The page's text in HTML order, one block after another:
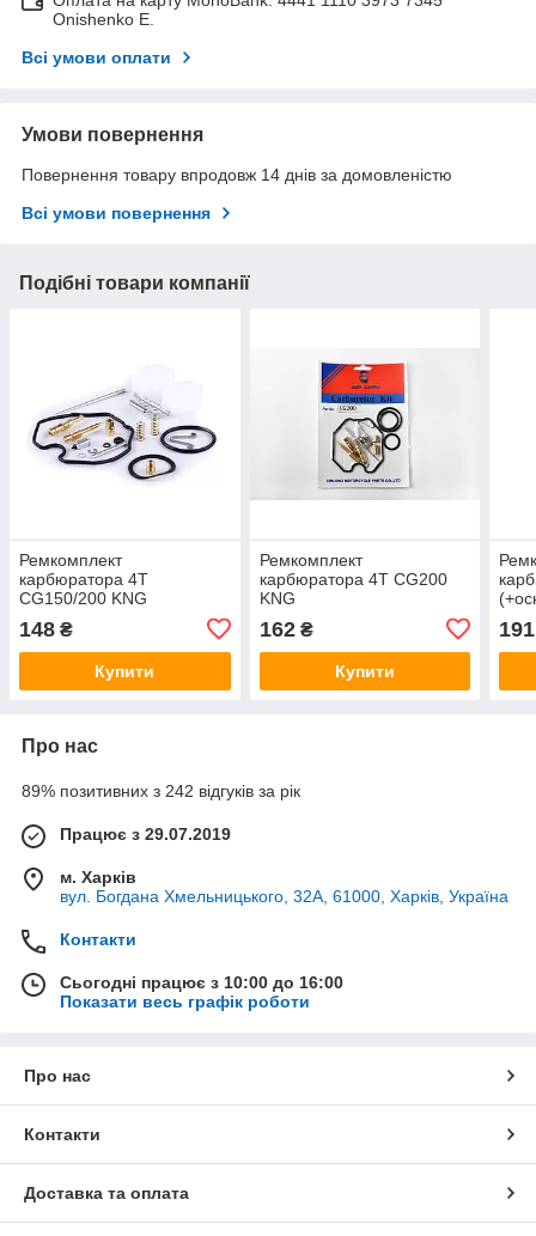
Onishenko E.
Всі умови оплати
Умови повернення
Повернення товару впродовж 14 днів за домовленістю
Всі умови повернення
Подібні товари компанії
Ремкомплект
карбюратора 4T
CG150/200 KNG
148 ₴
Купити
Ремкомплект
карбюратора 4T CG200
KNG
162₴
Купити
191
Про нас
89% позитивних з 242 відгуків за рік
Працює з 29.07.2019
м. Харків
вул. Богдана Хмельницького, 32А, 61000, Харків, Україна
Контакти
Сьогодні працює з 10:00 до 16:00
Показати весь графік роботи
Про нас
Контакти
Доставка та оплата